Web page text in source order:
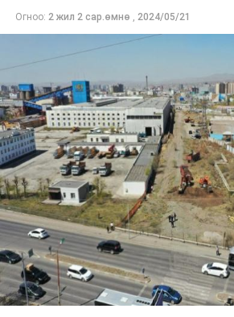
Огноо: 2 жил 2 сар.өмнө , 2024/05/21